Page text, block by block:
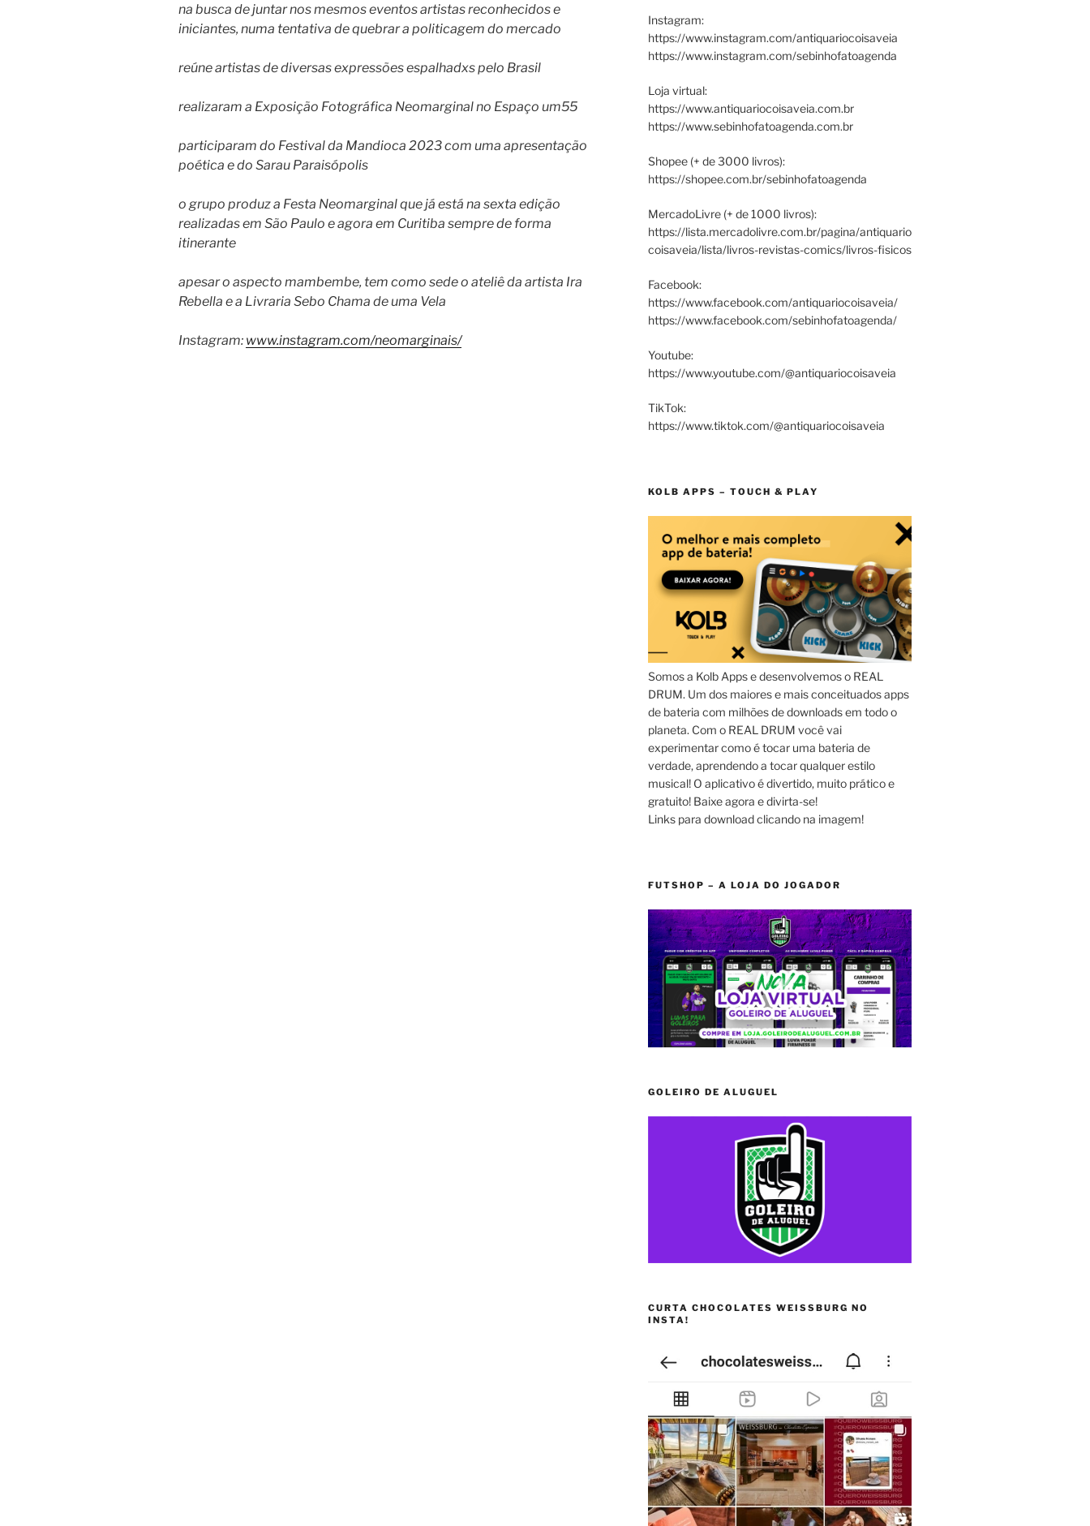
na busca de juntar nos mesmos eventos artistas reconhecidos e
iniciantes, numa tentativa de quebrar a politicagem do mercado
reúne artistas de diversas expressões espalhadxs pelo Brasil
realizaram a Exposição Fotográfica Neomarginal no Espaço um55
participaram do Festival da Mandioca 2023 com uma apresentação
poética e do Sarau Paraisópolis
o grupo produz a Festa Neomarginal que já está na sexta edição
realizadas em São Paulo e agora em Curitiba sempre de forma
itinerante
apesar o aspecto mambembe, tem como sede o ateliê da artista Ira
Rebella e a Livraria Sebo Chama de uma Vela
Instagram: www.instagram.com/neomarginais/
Instagram:
https://www.instagram.com/antiquariocoisaveia
https://www.instagram.com/sebinhofatoagenda
Loja virtual:
https://www.antiquariocoisaveia.com.br
https://www.sebinhofatoagenda.com.br
Shopee (+ de 3000 livros):
https://shopee.com.br/sebinhofatoagenda
MercadoLivre (+ de 1000 livros):
https://lista.mercadolivre.com.br/pagina/antiquario
coisaveia/lista/livros-revistas-comics/livros-fisicos
Facebook:
https://www.facebook.com/antiquariocoisaveia/
https://www.facebook.com/sebinhofatoagenda/
Youtube:
https://www.youtube.com/@antiquariocoisaveia
TikTok:
https://www.tiktok.com/@antiquariocoisaveia
KOLB APPS – TOUCH & PLAY
Somos a Kolb Apps e desenvolvemos o REAL
DRUM. Um dos maiores e mais conceituados apps
de bateria com milhões de downloads em todo o
planeta. Com o REAL DRUM você vai
experimentar como é tocar uma bateria de
verdade, aprendendo a tocar qualquer estilo
musical! O aplicativo é divertido, muito prático e
gratuito! Baixe agora e divirta-se!
Links para download clicando na imagem!
FUTSHOP – A LOJA DO JOGADOR
GOLEIRO DE ALUGUEL
CURTA CHOCOLATES WEISSBURG NO
INSTA!